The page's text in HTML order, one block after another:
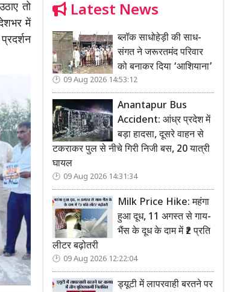
तो
में
Latest News
ब्लॉक साधोहेड़ी की साध-
संगत ने जरूरतमंद परिवार
को बनाकर दिया ‘आशियाना’
09 Aug 2026 14:53:12
Anantapur Bus
Accident: आंध्र प्रदेश में
बड़ा हादसा, दूसरे वाहन से
टकराकर पुल से नीचे गिरी निजी बस, 20 यात्री
घायल
09 Aug 2026 14:31:34
Milk Price Hike: महंगा
हुआ दूध, 11 अगस्त से गाय-
भैंस के दूध के दाम में ₹2 प्रति
लीटर बढ़ोतरी
09 Aug 2026 12:22:04
ड्यूटी में लापरवाही बरतने पर